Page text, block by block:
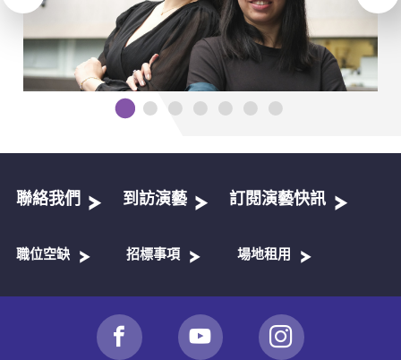
聯絡我們 到訪演藝 訂閱演藝快訊
職位空缺 招標事項 場地租用